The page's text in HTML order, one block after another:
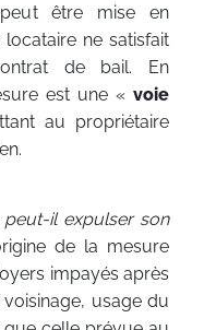
peut être mise en
ne satisfait
de bail. En
est une « voie
au propriétaire
il expulser son
de la mesure
impayés après
usage du